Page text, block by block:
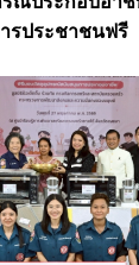
รประชาชนฟรี